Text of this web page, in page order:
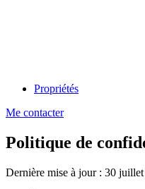
Propriétés
Me contacter
Politique de
Dernière mise à jour : 30